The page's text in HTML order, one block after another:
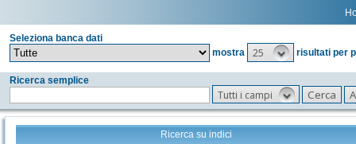
Seleziona banca dati
mostra
25 risultati per
Ricerca semplice
Tutti i campi
Ricerca su indici